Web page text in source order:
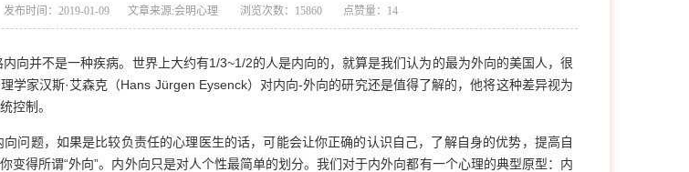
发布时间：2019-01-09 文章来源:会明心理 浏览次数：15860 点赞量：14
向并不是一种疾病。世界上大约有1/3~1/2的人是内向的，就算是我们认为的最为外向的美国人，很
学家汉斯·艾森克（Hans Jürgen Eysenck）对内向-外向的研究还是值得了解的，他将这种差异视为
控制。
向问题，如果是比较负责任的心理医生的话，可能会让你正确的认识自己，了解自身的优势，提高自
变得所谓“外向”。内外向只是对人个性最简单的划分。我们对于内外向都有一个心理的典型原型：内